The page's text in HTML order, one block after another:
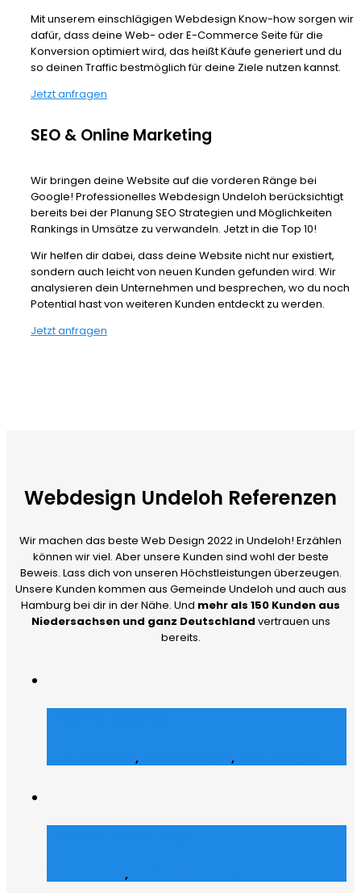
Mit unserem einschlägigen Webdesign Know-how sorgen wir
dafür, dass deine Web- oder E-Commerce Seite für die
Konversion optimiert wird, das heißt Käufe generiert und du
so deinen Traffic bestmöglich für deine Ziele nutzen kannst.
Jetzt anfragen
SEO & Online Marketing
Wir bringen deine Website auf die vorderen Ränge bei
Google! Professionelles Webdesign Undeloh berücksichtigt
bereits bei der Planung SEO Strategien und Möglichkeiten
Rankings in Umsätze zu verwandeln. Jetzt in die Top 10!
Wir helfen dir dabei, dass deine Website nicht nur existiert,
sondern auch leicht von neuen Kunden gefunden wird. Wir
analysieren dein Unternehmen und besprechen, wo du noch
Potential hast von weiteren Kunden entdeckt zu werden.
Jetzt anfragen
Webdesign Undeloh Referenzen
Wir machen das beste Web Design 2022 in Undeloh! Erzählen
können wir viel. Aber unsere Kunden sind wohl der beste
Beweis. Lass dich von unseren Höchstleistungen überzeugen.
Unsere Kunden kommen aus Gemeinde Undeloh und auch aus
Hamburg bei dir in der Nähe. Und mehr als 150 Kunden aus
Niedersachsen und ganz Deutschland vertrauen uns
bereits.
, ,
,